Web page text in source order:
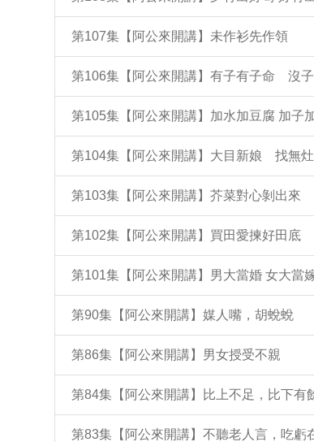
第107集【阿公來開講】未作衫先作領
第106集【阿公來開講】有子有子命 沒
第105集【阿公來開講】加水加豆腐 加子
第104集【阿公來開講】大目新娘 找無灶
第103集【阿公來開講】芥菜對心剝出來
第102集【阿公來開講】買田愛揀好田底
第101集【阿公來開講】男大當婚 女大當
第90集【阿公來開講】媒人嘴，胡蛻蛻
第86集【阿公來開講】男女授受不親
第84集【阿公來開講】比上不足，比下有
第83集【阿公來開講】不聽老人言，吃虧